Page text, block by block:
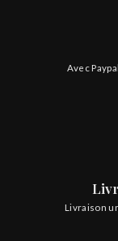
Avec
Livraison